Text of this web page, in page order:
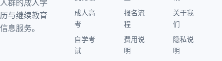
人群的成人学
历与继续教育
信息服务。
成人高
考
自学考
试
报名流
程
费用说
明
关于我
们
隐私说
明